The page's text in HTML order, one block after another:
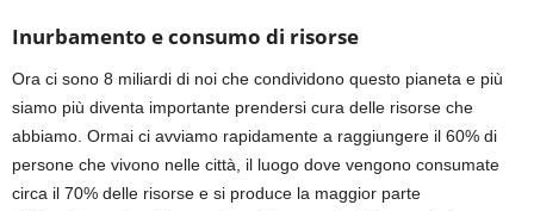
Inurbamento e consumo di risorse
Ora ci sono 8 miliardi di noi che condividono questo pianeta e più
siamo più diventa importante prendersi cura delle risorse che
abbiamo. Ormai ci avviamo rapidamente a raggiungere il 60% di
persone che vivono nelle città, il luogo dove vengono consumate
circa il 70% delle risorse e si produce la maggior parte